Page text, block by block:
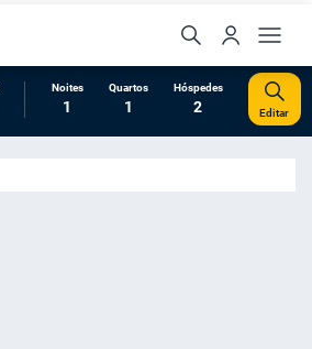
Noites
1
Quartos
1
Hóspedes
2 Editar